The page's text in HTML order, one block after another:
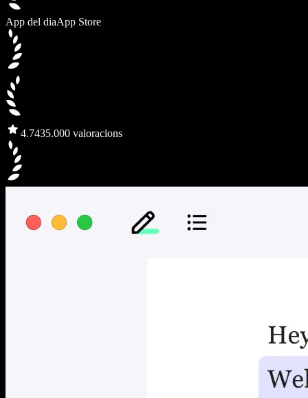
App del diaApp Store
4.7435.000 valoracions